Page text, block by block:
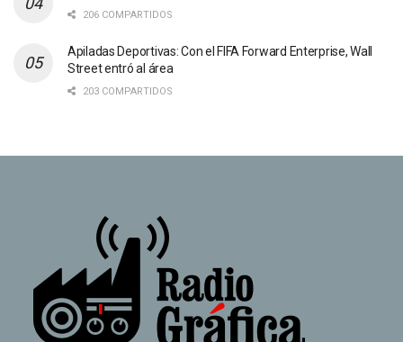
206 COMPARTIDOS
Apiladas Deportivas: Con el FIFA Forward Enterprise, Wall
Street entró al área
203 COMPARTIDOS